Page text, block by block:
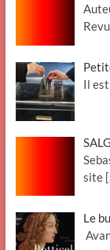
Il
site
Le